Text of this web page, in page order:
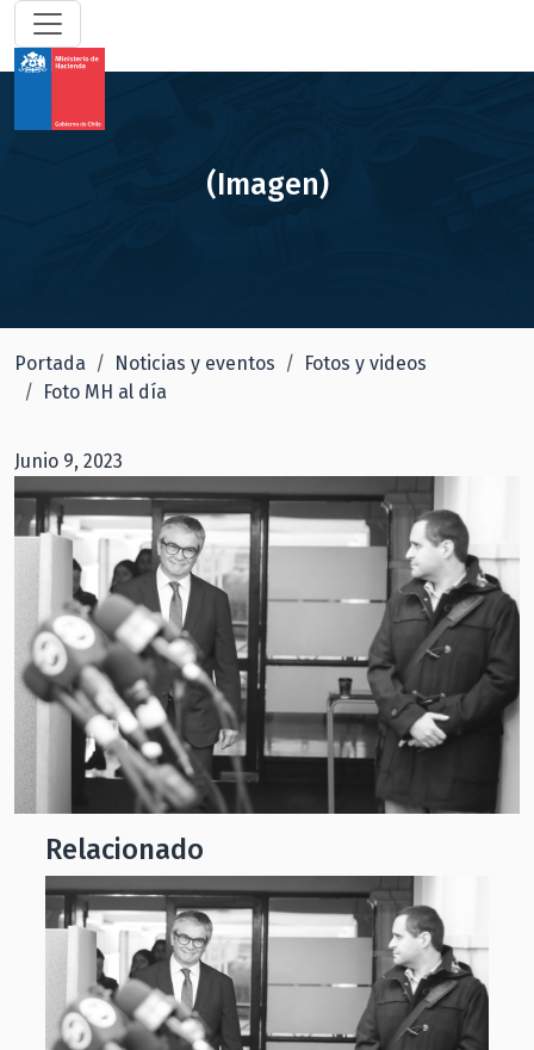
(Imagen)
Portada Noticias y eventos
Fotos y videos
Foto MH al día
Junio 9, 2023
Relacionado